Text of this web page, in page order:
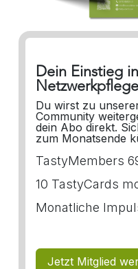
Dein Einstieg
Netzwerkpflege
Du wirst zu
Community
dein Abo direkt.
zum Monatsende
TastyMembers
10 TastyCards
Monatliche
Jetzt Mitglied